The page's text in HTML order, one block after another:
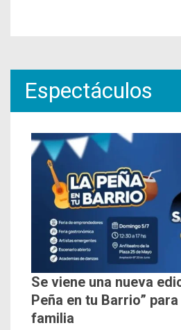
Espectáculos
Se viene una nueva
Peña en tu Barrio”
familia